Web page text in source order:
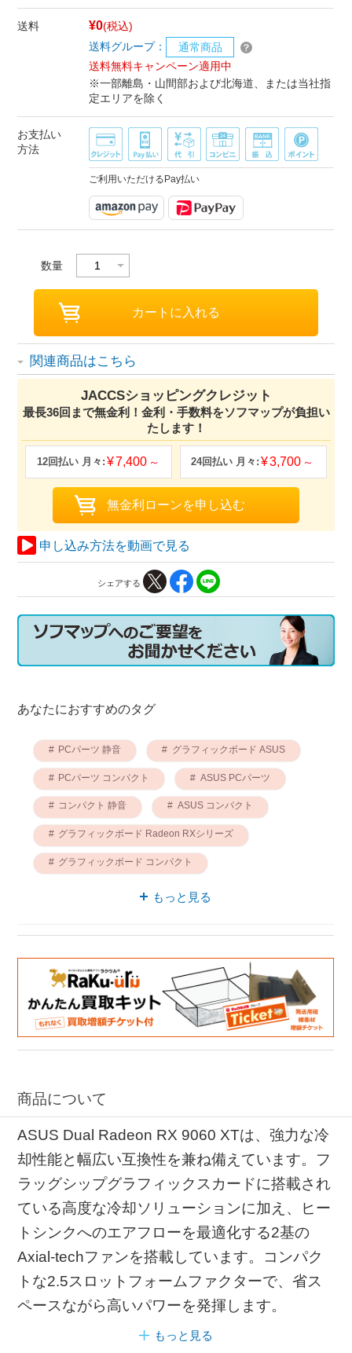
送料 ¥0(税込)
送料グループ：
通常商品
送料無料キャンペーン適用中
※一部離島・山間部および北海道、または当社指
定エリアを除く
お支払い
方法
ご利用いただけるPay払い
数量
関連商品はこちら
JACCSショッピングクレジット
最長36回まで無金利！金利・手数料をソフマップが負担い
たします！
7,400 3,700
申し込み方法を動画で見る
シェアする
あなたにおすすめのタグ
PCパーツ 静音 グラフィックボード ASUS
PCパーツ コンパクト ASUS PCパーツ
コンパクト 静音 ASUS コンパクト
グラフィックボード Radeon RXシリーズ
グラフィックボード コンパクト
もっと見る
商品について
ASUS Dual Radeon RX 9060 XTは、強力な冷
却性能と幅広い互換性を兼ね備えています。フ
ラッグシップグラフィックスカードに搭載され
ている高度な冷却ソリューションに加え、ヒー
トシンクへのエアフローを最適化する2基の
Axial-techファンを搭載しています。コンパク
トな2.5スロットフォームファクターで、省ス
ペースながら高いパワーを発揮します。
もっと見る